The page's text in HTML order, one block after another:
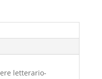
letterario-